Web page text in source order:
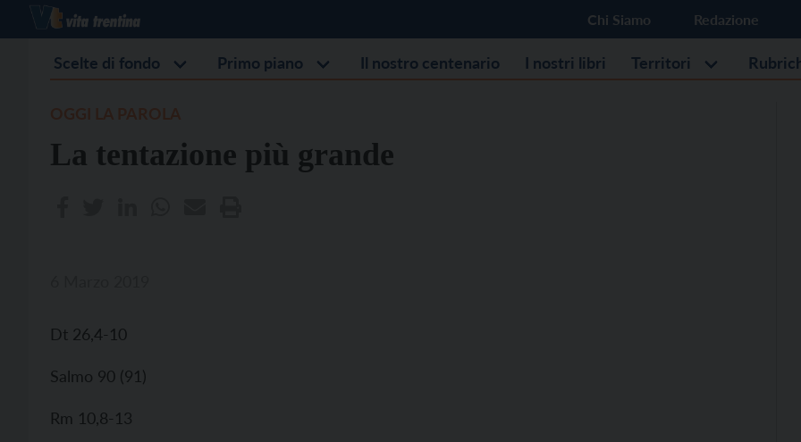
Chi Siamo Redazione
Scelte di fondo Primo piano Il nostro centenario I nostri libri Territori
La tentazione più grande
Dt 26,4-10
Salmo 90 (91)
Rm 10,8-13